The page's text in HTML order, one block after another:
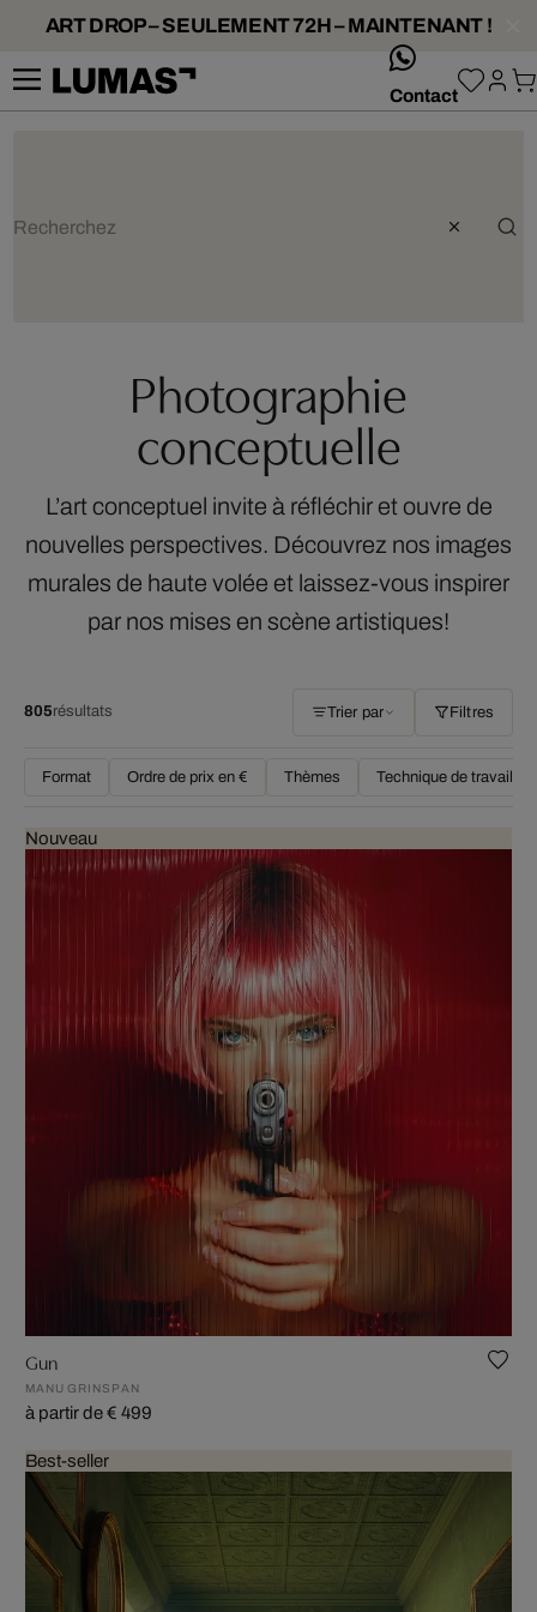
ART DROP – SEULEMENT 72H – MAINTENANT !
Contact
Photographie
conceptuelle
L’art conceptuel invite à réfléchir et ouvre de
nouvelles perspectives. Découvrez nos images
murales de haute volée et laissez-vous inspirer
par nos mises en scène artistiques!
805résultats Trier par Filtres
Format Ordre de prix en € Thèmes Technique de travail
Nouveau
Gun
MANU GRINSPAN
à partir de € 499
Best-seller